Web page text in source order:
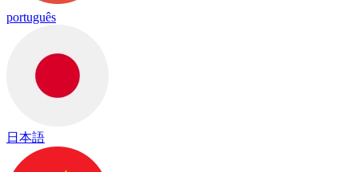
português
日本語